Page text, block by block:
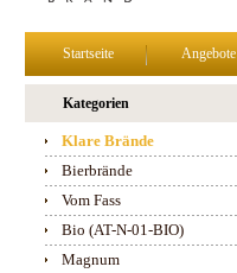
Startseite Angebote
Kategorien
Klare Brände
Bierbrände
Vom Fass
Bio (AT-N-01-BIO)
Magnum